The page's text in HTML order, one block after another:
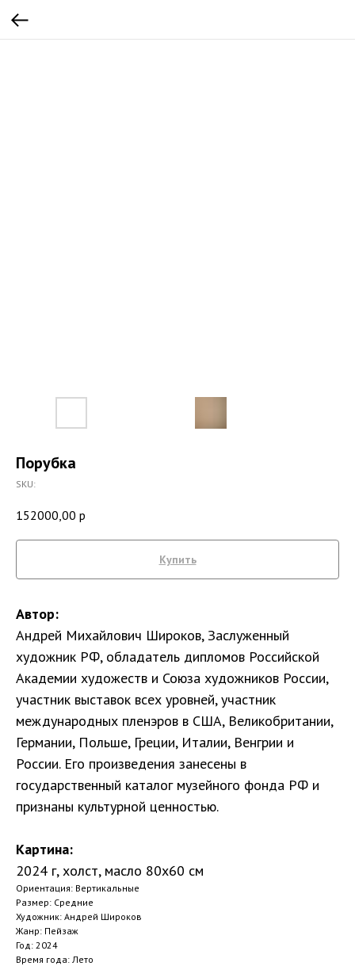
Порубка
SKU:
152000,00 р
Купить
Автор:
Андрей Михайлович Широков, Заслуженный
художник РФ, обладатель дипломов Российской
Академии художеств и Союза художников России,
участник выставок всех уровней, участник
международных пленэров в США, Великобритании,
Германии, Польше, Греции, Италии, Венгрии и
России. Его произведения занесены в
государственный каталог музейного фонда РФ и
признаны культурной ценностью.
Картина:
2024 г, холст, масло 80х60 см
Ориентация: Вертикальные
Размер: Средние
Художник: Андрей Широков
Жанр: Пейзаж
Год: 2024
Время года: Лето